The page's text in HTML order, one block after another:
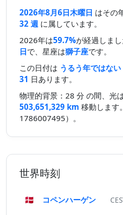
2026年8月6日木曜日 はその
32 週 に属しています。
2026年は59.7%が経過しま
日で、星座は獅子座です。
この日付は うるう年ではない
31 日あります。
物理的背景：28 分 の間、光
503,651,329 km 移動します
1786007495）。
世界時刻
🇩🇰 コペンハーゲン